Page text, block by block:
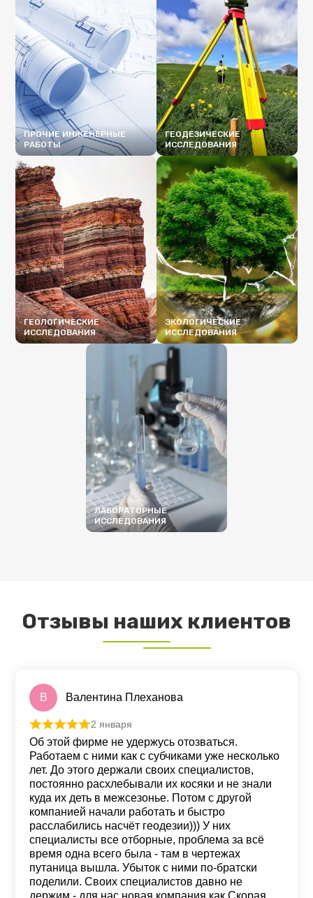
ПРОЧИЕ ИНЖЕНЕРНЫЕ
РАБОТЫ
ПОДРОБНЕЕ
ГЕОДЕЗИЧЕСКИЕ
ИССЛЕДОВАНИЯ
ПОДРОБНЕЕ
ГЕОЛОГИЧЕСКИЕ
ИССЛЕДОВАНИЯ
ЭКОЛОГИЧЕСКИЕ
ИССЛЕДОВАНИЯ
ЛАБОРАТОРНЫЕ
ИССЛЕДОВАНИЯ
Отзывы наших клиентов
В Валентина Плеханова
Оценка из 5
2 января
Об этой фирме не удержусь отозваться.
Работаем с ними как с субчиками уже несколько
лет. До этого держали своих специалистов,
постоянно расхлебывали их косяки и не знали
куда их деть в межсезонье. Потом с другой
компанией начали работать и быстро
расслабились насчёт геодезии))) У них
специалисты все отборные, проблема за всё
время одна всего была - там в чертежах
путаница вышла. Убыток с ними по-братски
поделили. Своих специалистов давно не
держим - для нас новая компания как Скорая